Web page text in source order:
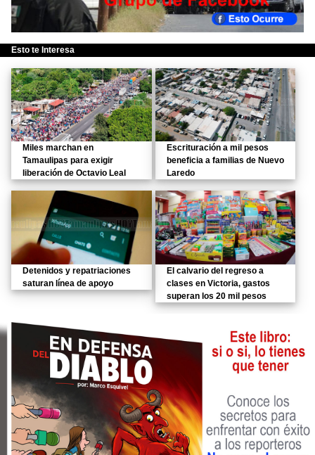
Esto te Interesa
Miles marchan en
Tamaulipas para exigir
liberación de Octavio Leal
Escrituración a mil pesos
beneficia a familias de Nuevo
Laredo
Detenidos y repatriaciones
saturan línea de apoyo
El calvario del regreso a
clases en Victoria, gastos
superan los 20 mil pesos